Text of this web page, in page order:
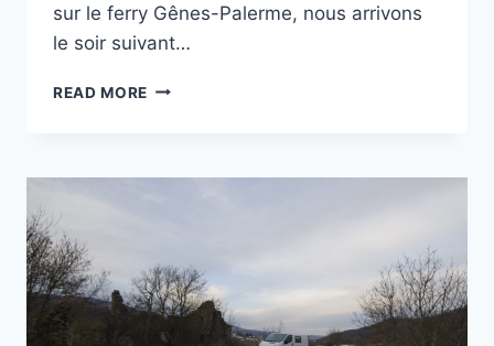
sur le ferry Gênes-Palerme, nous arrivons
le soir suivant…
READ MORE CAPO